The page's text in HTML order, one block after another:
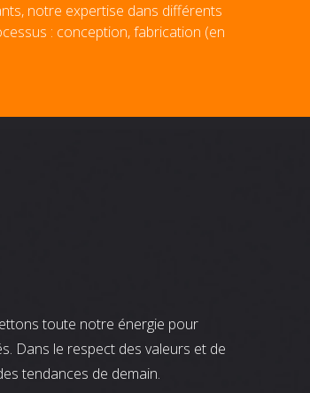
notre expertise dans différents
: conception, fabrication (en
toute notre énergie pour
Dans le respect des valeurs et de
tendances de demain.